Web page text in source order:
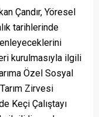
Çandır, Yöresel
tarihlerinde
kurulmasıyla ilgili
Özel Sosyal
Zirvesi
Keçi Çalıştayı